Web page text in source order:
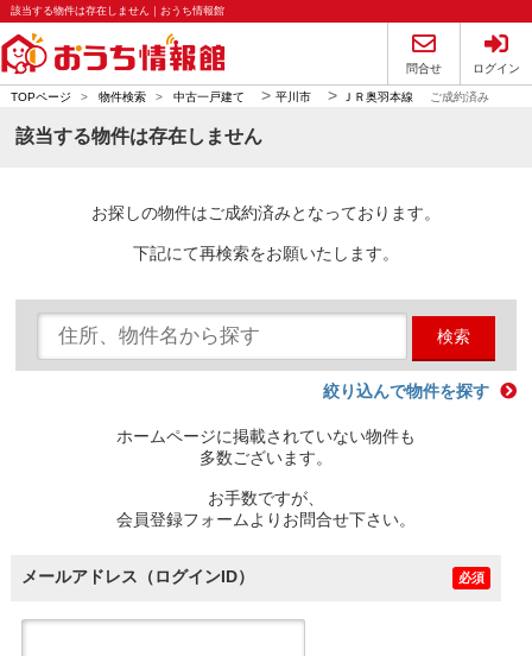
該当する物件は存在しません｜おうち情報館
問合せ ログイン
TOPページ > 物件検索 > 中古一戸建て > 平川市 > ＪＲ奥羽本線 ご成約済み
該当する物件は存在しません
お探しの物件はご成約済みとなっております。
下記にて再検索をお願いたします。
検索
絞り込んで物件を探す
ホームページに掲載されていない物件も
多数ございます。
お手数ですが、
会員登録フォームよりお問合せ下さい。
メールアドレス（ログインID） 必須